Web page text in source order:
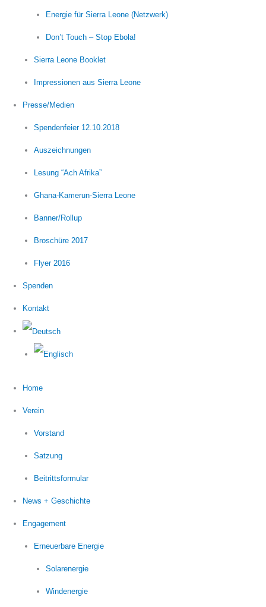
Energie für Sierra Leone (Netzwerk)
Don’t Touch – Stop Ebola!
Sierra Leone Booklet
Impressionen aus Sierra Leone
Presse/Medien
Spendenfeier 12.10.2018
Auszeichnungen
Lesung “Ach Afrika”
Ghana-Kamerun-Sierra Leone
Banner/Rollup
Broschüre 2017
Flyer 2016
Spenden
Kontakt
Home
Verein
Vorstand
Satzung
Beitrittsformular
News + Geschichte
Engagement
Erneuerbare Energie
Solarenergie
Windenergie